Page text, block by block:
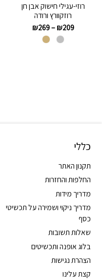
רוזי-עגילי חישוק אבן חן
רוזקוורץ ורודה
₪209
–
₪269
כללי
תקנון האתר
החלפות והחזרות
מדריך מידות
מדריך ניקוי ושמירה על תכשיטי
כסף
שאלות תשובות
בלוג אופנה ותכשיטים
הצהרת נגישות
קצת עלינו